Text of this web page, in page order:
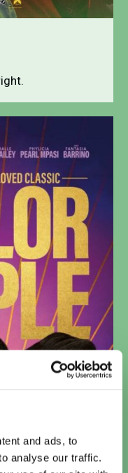
and ads, to
analyse our traffic.